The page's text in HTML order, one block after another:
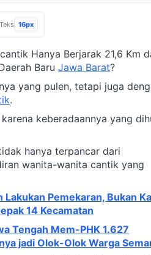
16px
Hanya Berjarak 21,6 Km
Baru Jawa Barat?
yang pulen, tetapi juga
.
karena keberadaannya yang
hanya terpancar dari
wanita-wanita cantik yang
Lakukan Pemekaran, Bukan
14 Kecamatan
Tengah Mem-PHK 1.627
jadi Olok-Olok Warga